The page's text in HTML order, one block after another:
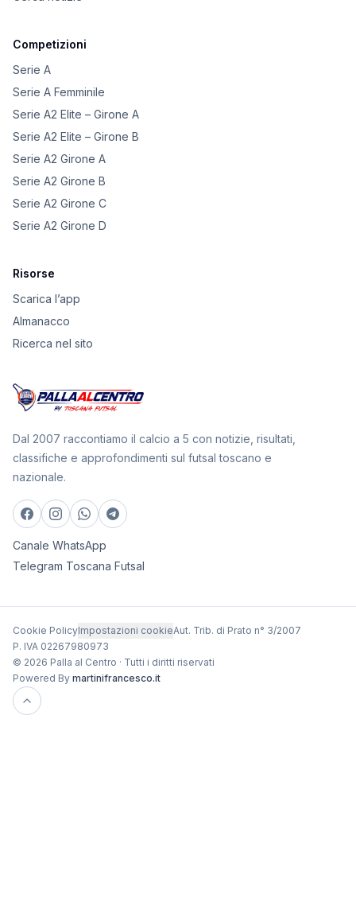
Competizioni
Serie A
Serie A Femminile
Serie A2 Elite – Girone A
Serie A2 Elite – Girone B
Serie A2 Girone A
Serie A2 Girone B
Serie A2 Girone C
Serie A2 Girone D
Risorse
Scarica l’app
Almanacco
Ricerca nel sito
Dal 2007 raccontiamo il calcio a 5 con notizie, risultati,
classifiche e approfondimenti sul futsal toscano e
nazionale.
Canale WhatsApp
Telegram Toscana Futsal
Cookie PolicyImpostazioni cookieAut. Trib. di Prato n° 3/2007
P. IVA 02267980973
© 2026 Palla al Centro · Tutti i diritti riservati
Powered By martinifrancesco.it